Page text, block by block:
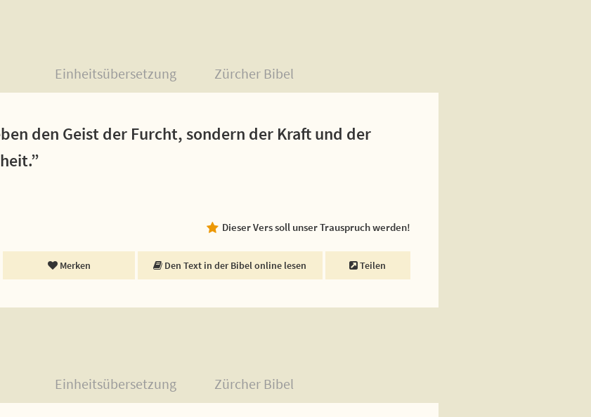
Einheitsübersetzung Zürcher Bibel
den Geist der Furcht, sondern der Kraft und der
Dieser Vers soll unser Trauspruch werden!
Merken Den Text in der Bibel online lesen Teilen
Einheitsübersetzung Zürcher Bibel